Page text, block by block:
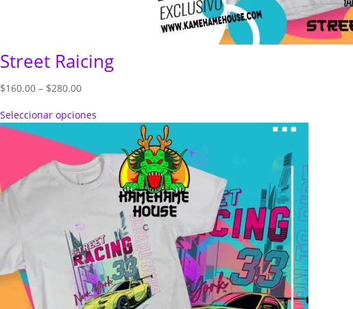
Street Raicing
$160.00 – $280.00Price
$160.00
$280.00
Seleccionar opciones